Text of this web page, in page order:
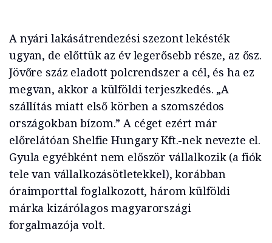
A nyári lakásátrendezési szezont lekésték
ugyan, de előttük az év legerősebb része, az ősz.
Jövőre száz eladott polcrendszer a cél, és ha ez
megvan, akkor a külföldi terjeszkedés. „A
szállítás miatt első körben a szomszédos
országokban bízom.” A céget ezért már
előrelátóan Shelfie Hungary Kft.-nek nevezte el.
Gyula egyébként nem először vállalkozik (a fiók
tele van vállalkozásötletekkel), korábban
óraimporttal foglalkozott, három külföldi
márka kizárólagos magyarországi
forgalmazója volt.